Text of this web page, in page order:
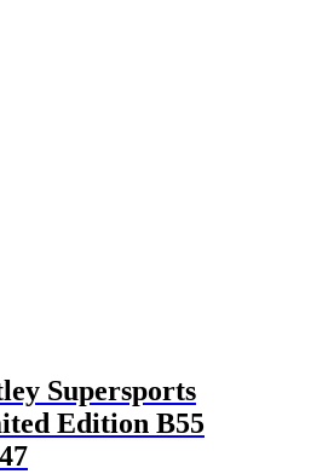
Supersports
Edition B55